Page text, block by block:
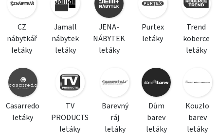
CZ
nábytkář
letáky
Jamall
nábytek
letáky
JENA-
NÁBYTEK
letáky
Purtex
letáky
Trend
koberce
letáky
Casarredo
letáky
TV
PRODUCTS
letáky
Barevný
ráj
letáky
Dům
barev
letáky
Kouzlo
barev
letáky